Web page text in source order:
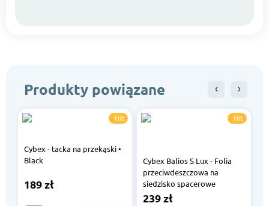
Produkty powiązane
Hit
Cybex - tacka na przekąski •
Black
189 zł
Hit
Cybex Balios S Lux - Folia
przeciwdeszczowa na
siedzisko spacerowe
239 zł